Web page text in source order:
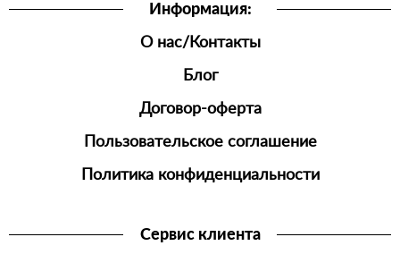
Информация:
О нас/Контакты
Блог
Договор-оферта
Пользовательское соглашение
Политика конфиденциальности
Сервис клиента